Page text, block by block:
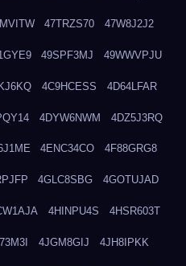
47TRZS70 47W8J2J2
49SPF3MJ 49WWVPJU
4C9HCESS 4D64LFAR
4DYW6NWM 4DZ5J3RQ
4ENC34CO 4F88GRG8
4GLC8SBG 4GOTUJAD
4HINPU4S 4HSR603T
4JGM8GIJ 4JH8IPKK